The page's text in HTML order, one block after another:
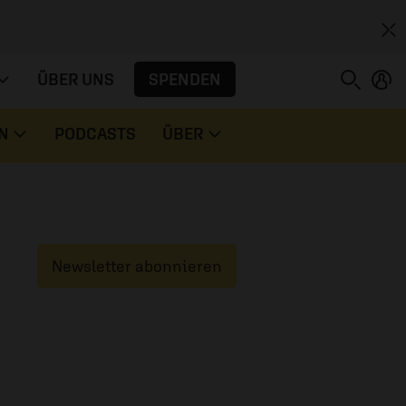
ÜBER UNS SPENDEN
PODCASTS ÜBER
Newsletter abonnieren